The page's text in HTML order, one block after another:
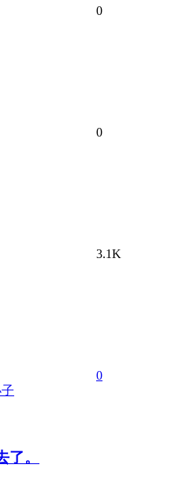
0
0
3.1K
0
。